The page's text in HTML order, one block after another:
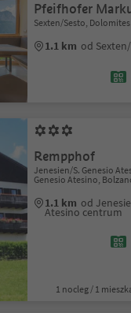
Pfeifhofer
Sexten/Sesto,
1.1 km od
Rempphof
Jenesien/S. Genesio
Genesio Atesino,
1.1 km od
Atesino centrum
1 nocleg / 1